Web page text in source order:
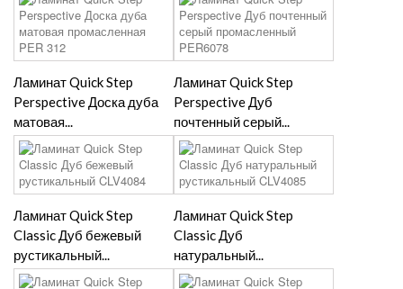
Ламинат Quick Step
Perspective Доска дуба
матовая...
Ламинат Quick Step
Perspective Дуб
почтенный серый...
Ламинат Quick Step
Classic Дуб бежевый
рустикальный...
Ламинат Quick Step
Classic Дуб
натуральный...